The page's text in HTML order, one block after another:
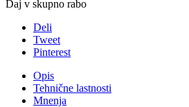
Daj v skupno rabo
Deli
Tweet
Pinterest
Opis
Tehnične lastnosti
Mnenja